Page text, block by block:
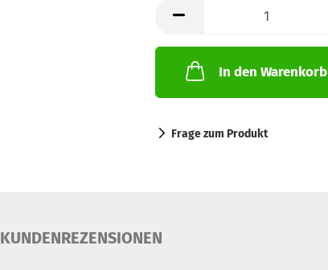
Stück
In den Warenkorb
Frage zum Produkt
KUNDENREZENSIONEN